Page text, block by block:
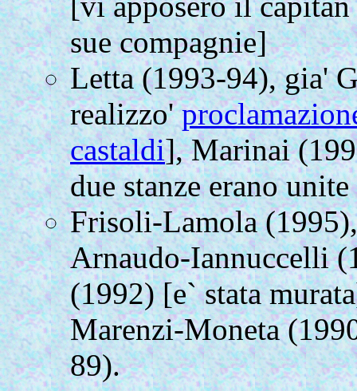
sue compagnie]
Letta (1993-94), gia'
realizzo'
castaldi], Marinai
due stanze erano
Frisoli-Lamola
Arnaudo-Iannuccelli
(1992) [e` stata
Marenzi-Moneta
89).